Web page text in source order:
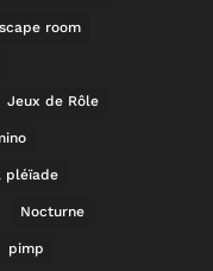
room
Jeux de Rôle
pléïade
Nocturne
pimp